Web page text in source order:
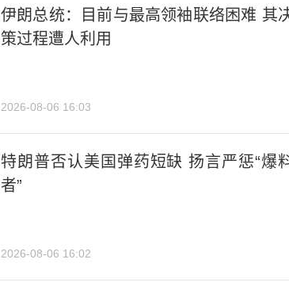
伊朗总统：目前与最高领袖联络困难 其
策过程遭人利用
2026-08-06 16:03
特朗普否认美国弹药短缺 扬言严惩“爆
者”
2026-08-06 16:02